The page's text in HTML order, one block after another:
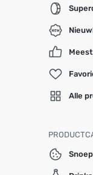
Alle